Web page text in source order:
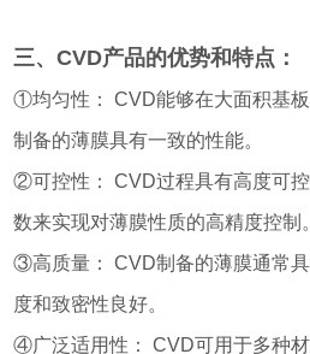
三、CVD产品的优势和特点：
①均匀性： CVD能够在大面积基
制备的薄膜具有一致的性能。
②可控性： CVD过程具有高度可
数来实现对薄膜性质的高精度控制。
③高质量： CVD制备的薄膜通常
度和致密性良好。
④广泛适用性： CVD可用于多种